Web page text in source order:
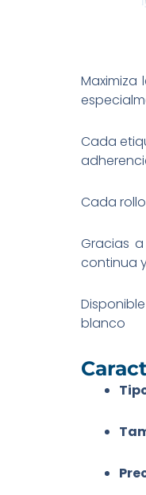
Cada
Cada
Gracias
continua
blanco